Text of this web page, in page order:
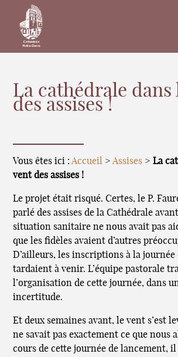
La cathédrale dans
des assises !
Vous êtes ici :Accueil >Assises >La
vent des assises !
Le projet était risqué. Certes, le P.
parlé des assises de la Cathédrale
situation sanitaire ne nous avait pas
que les fidèles avaient d’autres
D’ailleurs, les inscriptions à la
tardaient à venir. L’équipe pastorale
l’organisation de cette journée, dans
incertitude.
Et deux semaines avant, le vent s’est
ne savait pas exactement ce que nous
cours de cette journée de lancement,